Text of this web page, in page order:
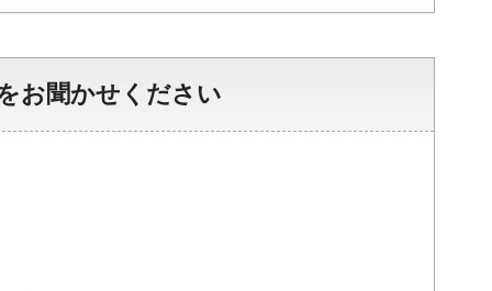
お聞かせください